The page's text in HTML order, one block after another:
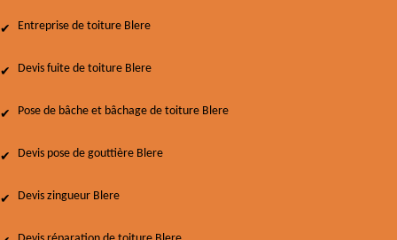
Entreprise de toiture Blere
Devis fuite de toiture Blere
Pose de bâche et bâchage de toiture Blere
Devis pose de gouttière Blere
Devis zingueur Blere